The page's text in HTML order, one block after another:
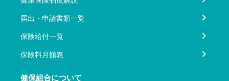
届出・申請書類一覧
保険給付一覧
保険料月額表
健保組合について